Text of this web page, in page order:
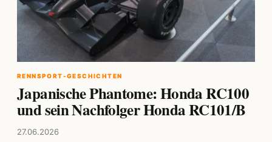
RENNSPORT-GESCHICHTEN
Japanische Phantome: Honda RC100
und sein Nachfolger Honda RC101/B
27.06.2026